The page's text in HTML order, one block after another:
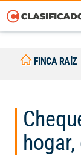
FINCA RAÍZ